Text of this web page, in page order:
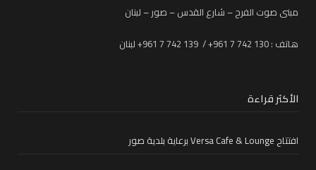
مبنى صوت الفرح – شارع القدس – صور – لبنان
هاتف : 130 742 7 961+ / 139 742 7 961+ لبنان
الأكثر قراءة
افتتاح Versa Cafe & Lounge برعاية بلدية صور